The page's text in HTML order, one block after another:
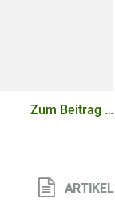
Zum Beitrag …
ARTIKEL